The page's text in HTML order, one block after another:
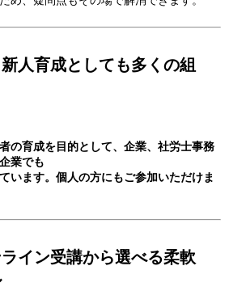
人育成としても多くの組
の育成を目的として、企業、社労士事務
業でも
います。個人の方にもご参加いただけま
イン受講から選べる柔軟